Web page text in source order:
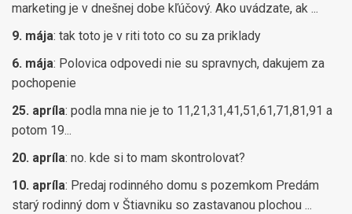
marketing je v dnešnej dobe kľúčový. Ako uvádzate, ak ...
9. mája: tak toto je v riti toto co su za priklady
6. mája: Polovica odpovedi nie su spravnych, dakujem za
pochopenie
25. apríla: podla mna nie je to 11,21,31,41,51,61,71,81,91 a
potom 19...
20. apríla: no. kde si to mam skontrolovat?
10. apríla: Predaj rodinného domu s pozemkom Predám
starý rodinný dom v Štiavniku so zastavanou plochou ...